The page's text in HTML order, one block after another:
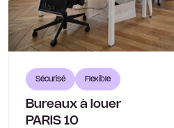
Sécurisé Flexible
Bureaux à louer
PARIS 10